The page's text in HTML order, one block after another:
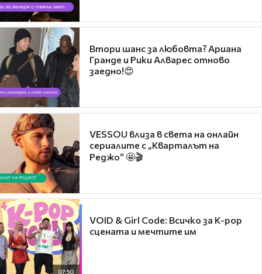
Втори шанс за любовта? Ариана
Гранде и Рики Алварес отново
заедно!😍
VESSOU влиза в света на онлайн
сериалите с „Кварталът на
Реджо“ 🤩🎬
07:50
VOID & Girl Code: Всичко за K-pop
сцената и мечтите им